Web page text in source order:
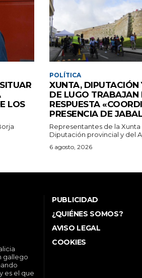
LOS
POLÍTICA
XUNTA, DIPUTACIÓN
DE LUGO TRABAJAN
RESPUESTA
PRESENCIA DE
Representantes de la Xunta
Diputación provincial y del
6 agosto, 2026
gallego
es el que
PUBLICIDAD
¿QUIÉNES SOMOS?
AVISO LEGAL
COOKIES